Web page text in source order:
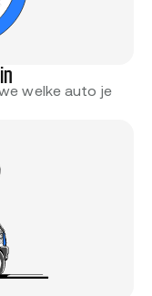
welke auto je